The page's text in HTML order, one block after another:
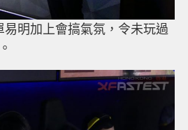
易明加上會搞氣氛，令未玩過